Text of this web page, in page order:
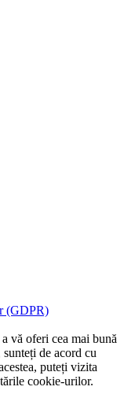
(GDPR)
vă oferi cea mai bună
de acord cu
puteți vizita
cookie-urilor.